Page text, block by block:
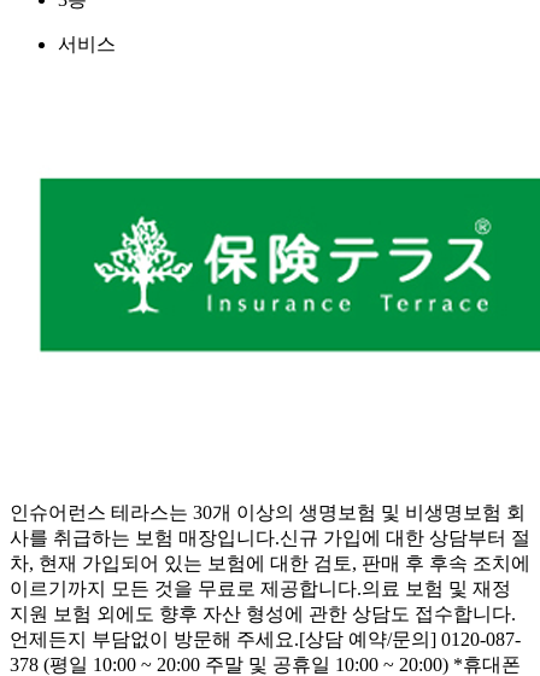
서비스
인슈어런스 테라스는 30개 이상의 생명보험 및 비생명보험 회
사를 취급하는 보험 매장입니다.신규 가입에 대한 상담부터 절
차, 현재 가입되어 있는 보험에 대한 검토, 판매 후 후속 조치에
이르기까지 모든 것을 무료로 제공합니다.의료 보험 및 재정
지원 보험 외에도 향후 자산 형성에 관한 상담도 접수합니다.
언제든지 부담없이 방문해 주세요.[상담 예약/문의] 0120-087-
378 (평일 10:00 ~ 20:00 주말 및 공휴일 10:00 ~ 20:00) *휴대폰